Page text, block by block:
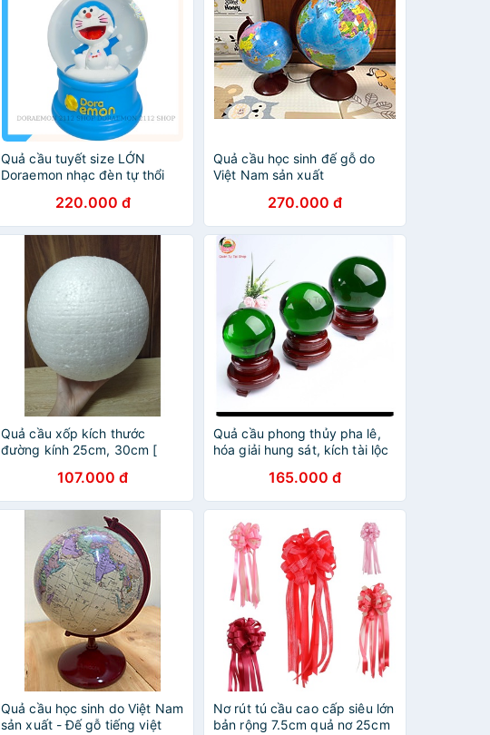
Quả cầu tuyết size LỚN
Doraemon nhạc đèn tự thổi
220.000 đ
Quả cầu học sinh đế gỗ do
Việt Nam sản xuất
270.000 đ
Quả cầu xốp kích thước
đường kính 25cm, 30cm [
107.000 đ
Quả cầu phong thủy pha lê,
hóa giải hung sát, kích tài lộc
165.000 đ
Quả cầu học sinh do Việt Nam
sản xuất - Đế gỗ tiếng việt
Nơ rút tú cầu cao cấp siêu lớn
bản rộng 7.5cm quả nơ 25cm